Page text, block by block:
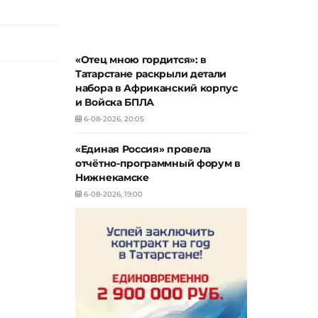
«Отец мною гордится»: в
Татарстане раскрыли детали
набора в Африканский корпус
и Войска БПЛА
6-08-2026, 20:05
«Единая Россия» провела
отчётно-программный форум в
Нижнекамске
6-08-2026, 19:00